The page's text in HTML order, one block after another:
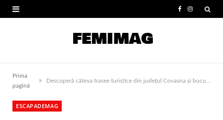
e
b
I
t
a
Prima
pagină
»
ESCAPADEMAG